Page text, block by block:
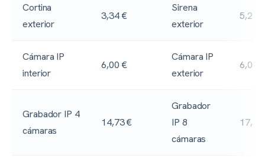
Cortina
exterior
3,34 €
Sirena
exterior
5,24 €
Cámara IP
interior
6,00 €
Cámara IP
exterior
6,00 €
Grabador IP 4
cámaras
14,73 €
Grabador
IP 8
cámaras